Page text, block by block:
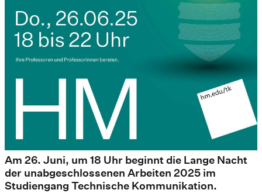
Am 26. Juni, um 18 Uhr beginnt die Lange Nacht
der unabgeschlossenen Arbeiten 2025 im
Studiengang Technische Kommunikation.